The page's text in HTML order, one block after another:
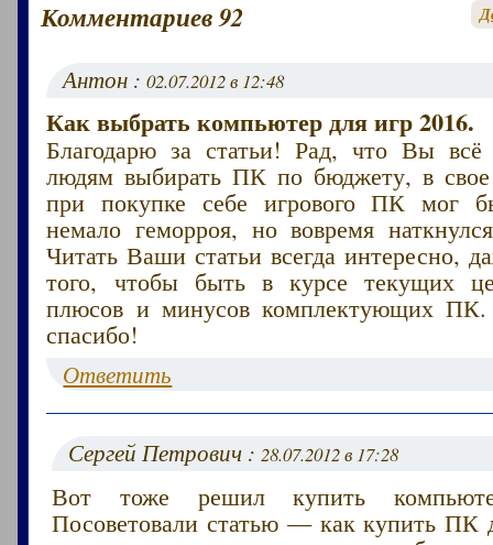
Комментариев 92
Антон :02.07.2012 в 12:48
Как выбрать компьютер для игр 2016.
Благодарю за статьи! Рад, что Вы всё
людям выбирать ПК по бюджету, в
при покупке себе игрового ПК мог
немало геморроя, но вовремя
Читать Ваши статьи всегда интересно,
того, чтобы быть в курсе текущих
плюсов и минусов комплектующих
спасибо!
Ответить
Сергей Петрович :28.07.2012 в 17:28
Вот тоже решил купить
Посоветовали статью — как купить ПК